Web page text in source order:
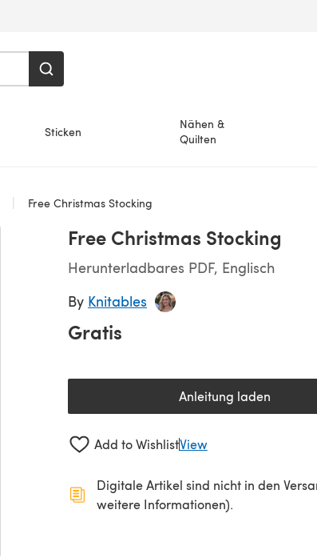
Sticken
Nähen &
Quilten
Free Christmas Stocking
Free Christmas Stocking
Herunterladbares PDF, Englisch
By Knitables
Gratis
Anleitung laden
(öffnet sich in
Add to WishlistView
Digitale Artikel sind nicht in den
weitere Informationen).